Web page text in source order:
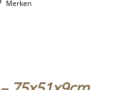
Merken